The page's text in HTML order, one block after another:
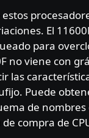
El
para
no viene con
las
Puede
de
compra de